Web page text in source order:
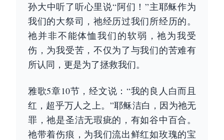
孙大中听了听心里说“阿们！”主耶稣作为
我们的大祭司，祂经历过我们所经历的。
祂并非不能体恤我们的软弱，祂为我受
伤，为我受苦，不仅为了与我们的苦难有
所认同，更是为了拯救我们。
雅歌5章10节，经文说：“我的良人白而且
红，超乎万人之上。”耶稣洁白，因为祂无
罪，祂是圣洁无瑕疵的，有如谷中百合。
祂带着伤痕，为我们流出鲜红如玫瑰的宝